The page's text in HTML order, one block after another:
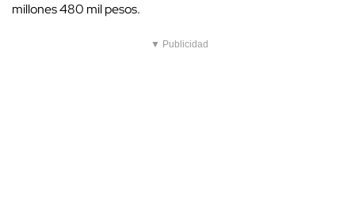
millones 480 mil pesos.
▼ Publicidad